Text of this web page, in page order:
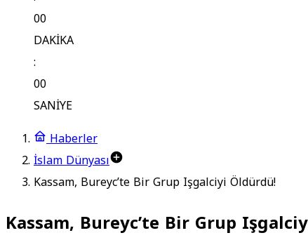
00
DAKİKA
:
00
SANİYE
Haberler
İslam Dünyası
Kassam, Bureyc’te Bir Grup Işgalciyi Öldürdü!
Kassam, Bureyc’te Bir Grup